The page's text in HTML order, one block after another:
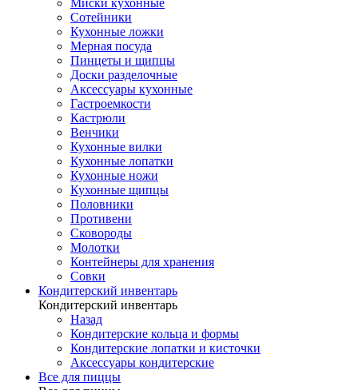
Сотейники
Кухонные ложки
Мерная посуда
Пинцеты и щипцы
Доски разделочные
Аксессуары кухонные
Гастроемкости
Кастрюли
Венчики
Кухонные вилки
Кухонные лопатки
Кухонные ножи
Кухонные щипцы
Половники
Противени
Сковороды
Молотки
Контейнеры для хранения
Совки
Кондитерский инвентарь
Кондитерский инвентарь
Назад
Кондитерские кольца и формы
Кондитерские лопатки и кисточки
Аксессуары кондитерские
Все для пиццы